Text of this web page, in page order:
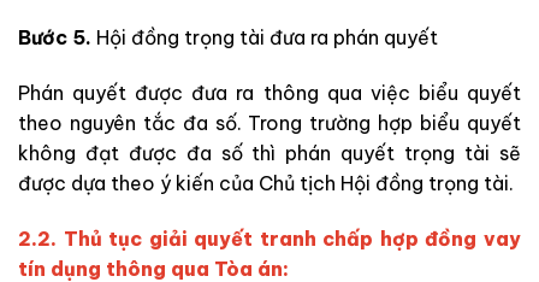
Bước 5. Hội đồng trọng tài đưa ra phán quyết
Phán quyết được đưa ra thông qua việc biểu quyết
theo nguyên tắc đa số. Trong trường hợp biểu quyết
không đạt được đa số thì phán quyết trọng tài sẽ
được dựa theo ý kiến của Chủ tịch Hội đồng trọng tài.
2.2. Thủ tục giải quyết tranh chấp hợp đồng vay
tín dụng thông qua Tòa án: